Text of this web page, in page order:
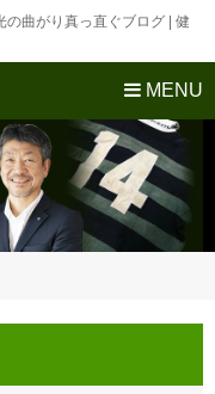
曲がり真っ直ぐブログ | 健
MENU